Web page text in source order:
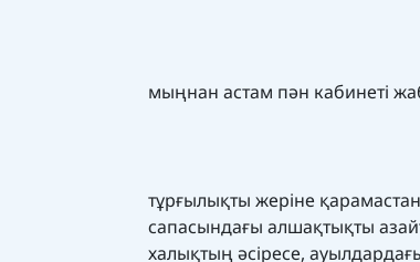
мыңнан астам пән кабинеті
тұрғылықты жеріне
сапасындағы алшақтықты
халықтың әсіресе,